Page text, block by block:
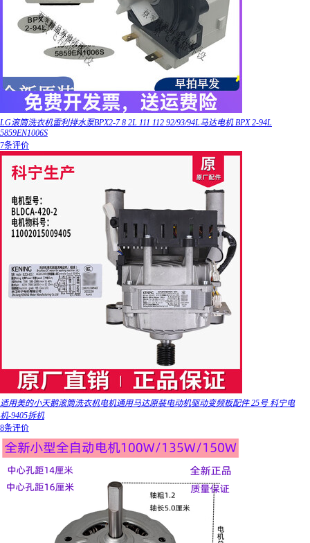
LG滚筒洗衣机雷利排水泵BPX2-7 8 2L 111 112 92/93/94L马达电机 BPX 2-94L
5859EN1006S
7条评价
适用美的小天鹅滚筒洗衣机电机通用马达原装电动机驱动变频板配件 25号 科宁电
机-9405拆机
8条评价